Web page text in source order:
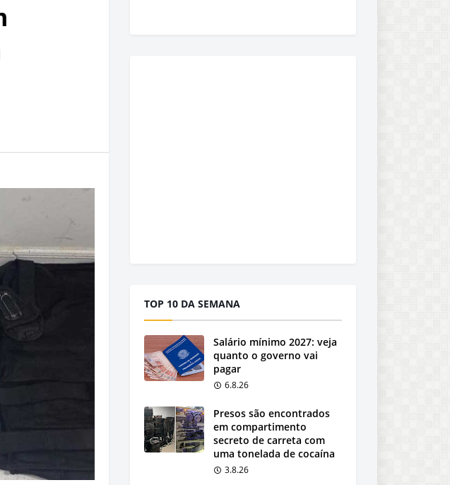
TOP 10 DA SEMANA
Salário mínimo 2027: veja
quanto o governo vai
pagar
6.8.26
Presos são encontrados
em compartimento
secreto de carreta com
uma tonelada de cocaína
3.8.26